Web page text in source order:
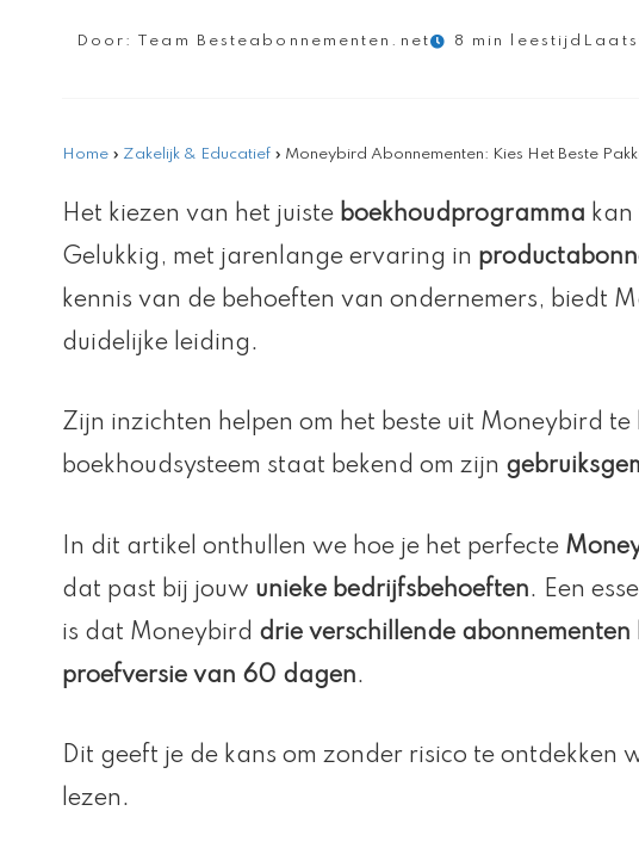
Door: Team Besteabonnementen.net 8 min leestijd
Home » Zakelijk & Educatief » Moneybird Abonnementen: Kies Het Beste
Het kiezen van het juiste boekhoudprogramma
Gelukkig, met jarenlange ervaring in
kennis van de behoeften van ondernemers, biedt
duidelijke leiding.
Zijn inzichten helpen om het beste uit Moneybird te
boekhoudsysteem staat bekend om zijn
In dit artikel onthullen we hoe je het perfecte
dat past bij jouw unieke bedrijfsbehoeften. Een
is dat Moneybird drie verschillende abonnementen
proefversie van 60 dagen.
Dit geeft je de kans om zonder risico te ontdekken
lezen.